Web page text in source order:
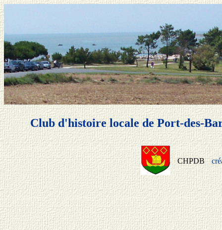
Club d'histoire locale de Port-des-
CHPDB